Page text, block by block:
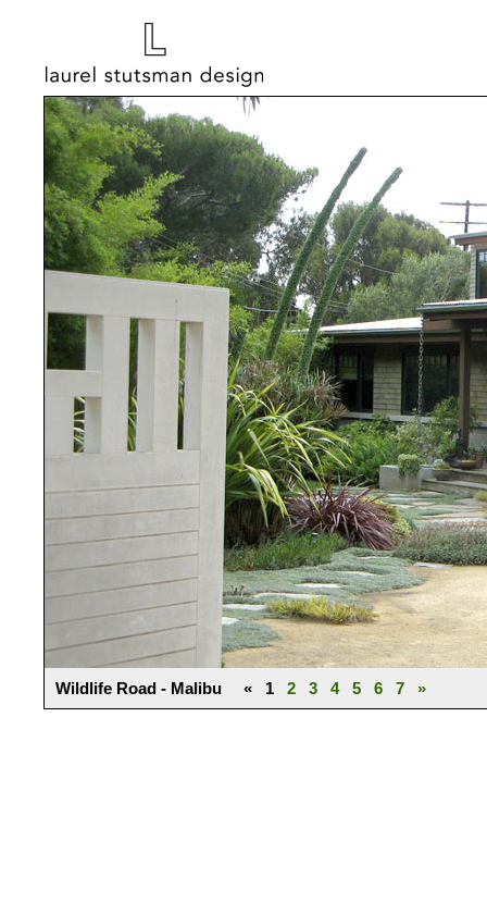
Wildlife Road - Malibu « 1 2 3 4 5 6 7 »